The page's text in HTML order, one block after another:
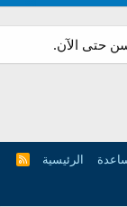
حتى الآن.
الرئيسية
R